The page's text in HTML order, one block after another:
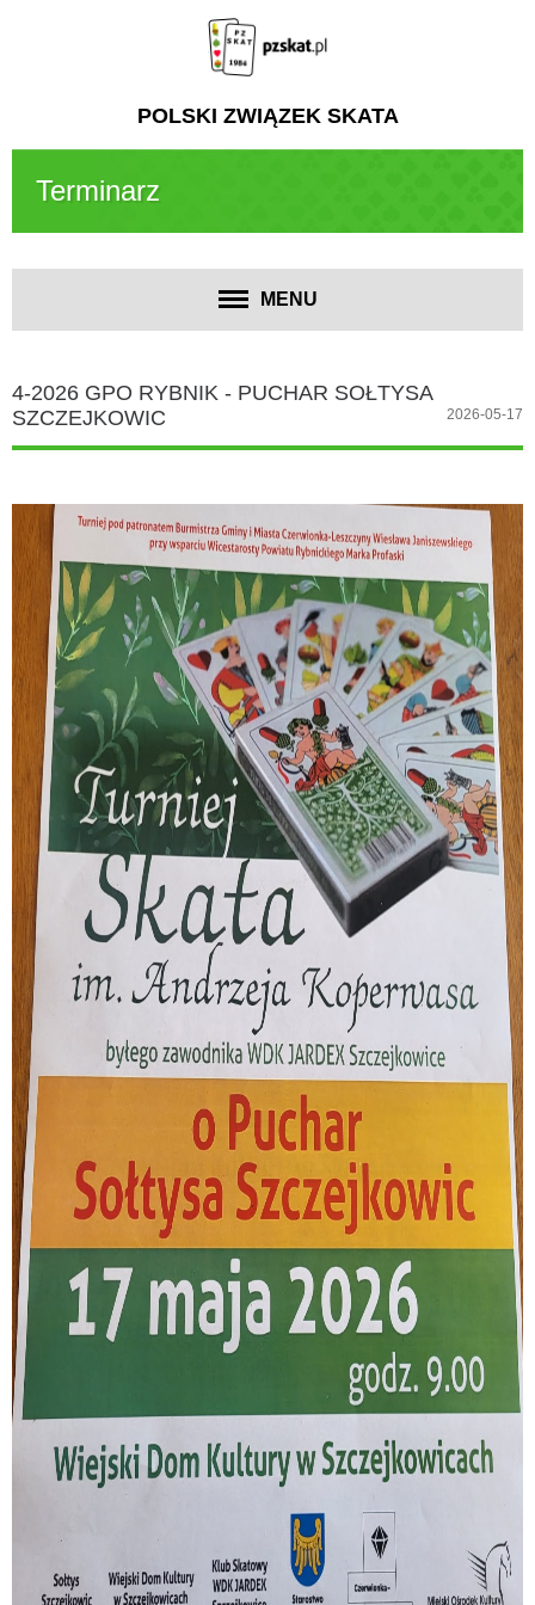
POLSKI ZWIĄZEK SKATA
Terminarz
MENU
4-2026 GPO RYBNIK - PUCHAR SOŁTYSA
SZCZEJKOWIC
2026-05-17